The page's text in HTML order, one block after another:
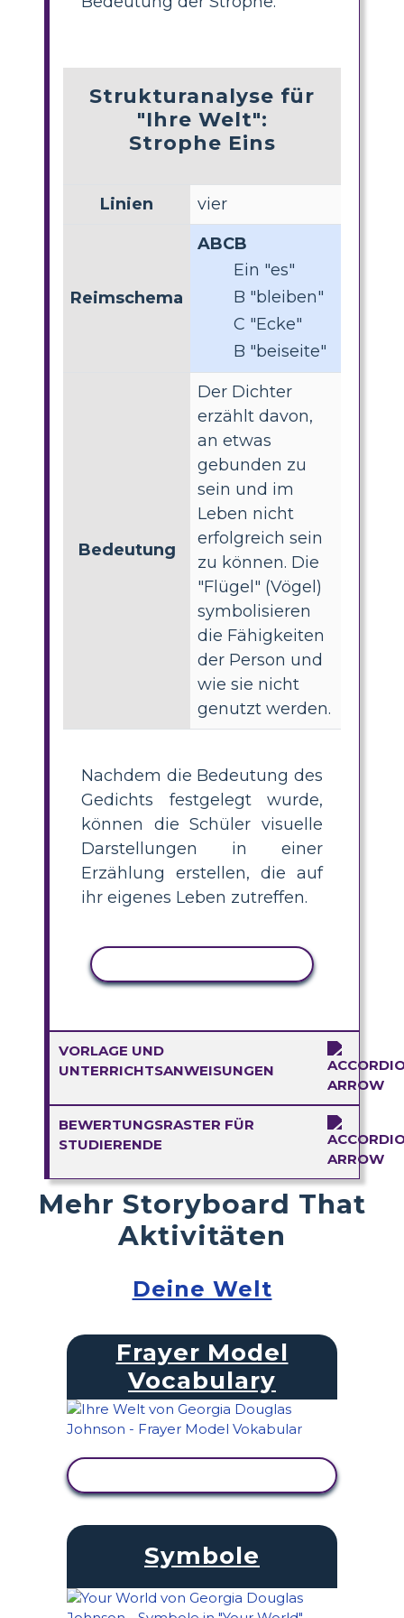
Strukturanalyse für
"Ihre Welt":
Strophe Eins
Linien vier
Reimschema
ABCB
Ein "es"
B "bleiben"
C "Ecke"
B "beiseite"
Bedeutung
Der Dichter
erzählt davon,
an etwas
gebunden zu
sein und im
Leben nicht
erfolgreich sein
zu können. Die
"Flügel" (Vögel)
symbolisieren
die Fähigkeiten
der Person und
wie sie nicht
genutzt werden.
Nachdem die Bedeutung des
Gedichts festgelegt wurde,
können die Schüler visuelle
Darstellungen in einer
Erzählung erstellen, die auf
ihr eigenes Leben zutreffen.
VORLAGE UND
UNTERRICHTSANWEISUNGEN
BEWERTUNGSRASTER FÜR
STUDIERENDE
Mehr Storyboard That
Aktivitäten
Deine Welt
Frayer Model
Vocabulary
Symbole